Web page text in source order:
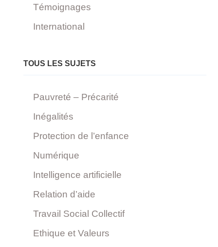
Témoignages
International
TOUS LES SUJETS
Pauvreté – Précarité
Inégalités
Protection de l’enfance
Numérique
Intelligence artificielle
Relation d’aide
Travail Social Collectif
Ethique et Valeurs